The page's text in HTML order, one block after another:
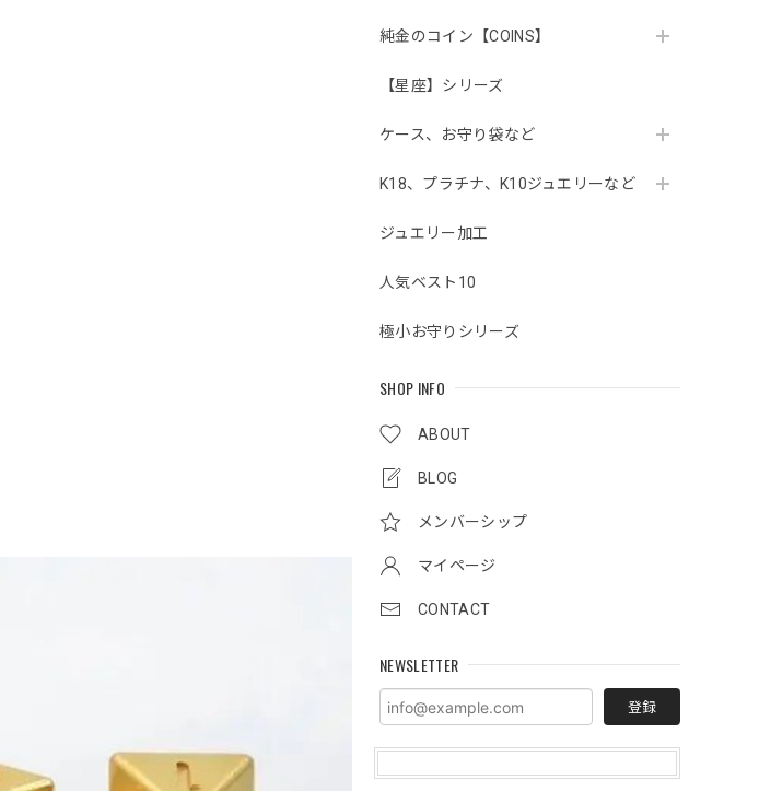
純金のコイン【COINS】
【星座】シリーズ
ケース、お守り袋など
K18、プラチナ、K10ジュエリーなど
ジュエリー加工
人気ベスト10
極小お守りシリーズ
SHOP INFO
ABOUT
BLOG
メンバーシップ
マイページ
CONTACT
NEWSLETTER
登録